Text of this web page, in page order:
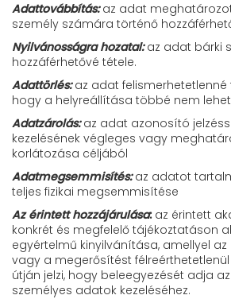
Adattovábbítás:az adat
személy számára történő
Nyilvánosságra hozatal:az adat bárki
hozzáférhetővé tétele.
Adattörlés:az adat
hogy a helyreállítása többé nem
Adatzárolás:az adat azonosító
kezelésének végleges vagy
korlátozása céljából
Adatmegsemmisítés:az adatot
teljes fizikai megsemmisítése
Az érintett hozzájárulása: az érintett
konkrét és megfelelő tájékoztatáson
egyértelmű kinyilvánítása, amellyel
vagy a megerősítést félreérthetetlenül
útján jelzi, hogy beleegyezését adja
személyes adatok kezeléséhez.